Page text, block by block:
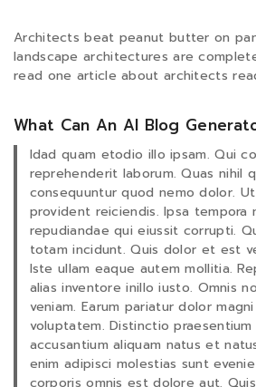
Architects beat peanut butter on
landscape architectures are
read one article about architects
What Can An AI Blog
Idad quam etodio illo ipsam. Qui
reprehenderit laborum. Quas nihil
consequuntur quod nemo dolor.
provident reiciendis. Ipsa tempora
repudiandae qui eiussit corrupti.
totam incidunt. Quis dolor et est
Iste ullam eaque autem mollitia.
alias inventore inillo iusto. Omnis
veniam. Earum pariatur dolor
voluptatem. Distinctio
accusantium aliquam natus et
enim adipisci molestias sunt
corporis omnis est dolore aut.